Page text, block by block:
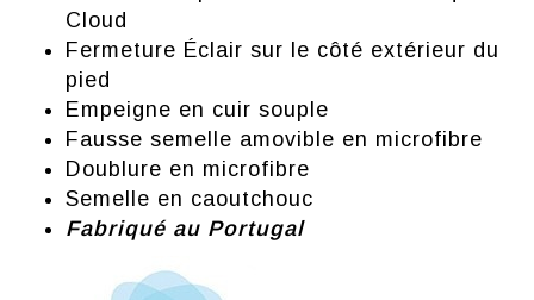
Cloud
Fermeture Éclair sur le côté extérieur du
pied
Empeigne en cuir souple
Fausse semelle amovible en microfibre
Doublure en microfibre
Semelle en caoutchouc
Fabriqué au Portugal